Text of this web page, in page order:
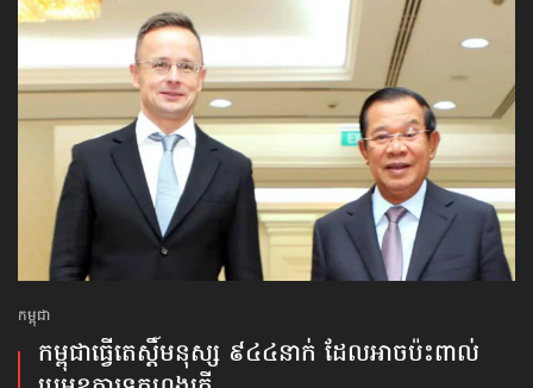
កម្ពុជា
កម្ពុជាធ្វើតេស្ដិ៍មនុស្ស ៩៤៤នាក់ ដែលអាចប៉ះពាល់​